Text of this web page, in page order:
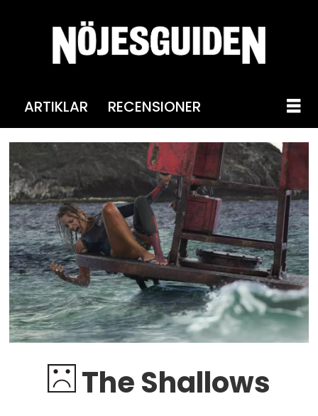
ARTIKLAR RECENSIONER
The Shallows